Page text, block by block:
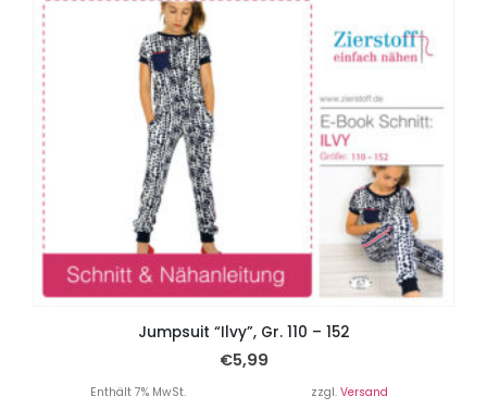
Jumpsuit “Ilvy”, Gr. 110 – 152
€5,99
Enthält 7% MwSt. zzgl. Versand